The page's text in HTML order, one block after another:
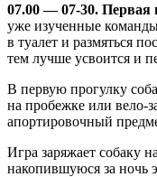
07.00 — 07-30. Первая
уже изученные
в туалет и размяться
тем лучше усвоится и
В первую прогулку
на пробежке или вело-
апортировочный
Игра заряжает собаку
накопившуюся за ночь